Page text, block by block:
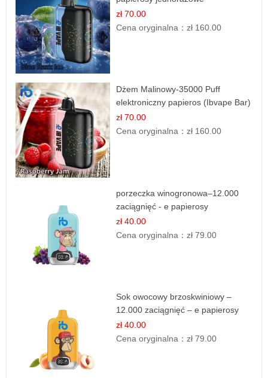
zł 70.00
Cena oryginalna：zł 160.00
Dżem Malinowy-35000 Puff
elektroniczny papieros (Ibvape Bar)
zł 70.00
Cena oryginalna：zł 160.00
porzeczka winogronowa–12.000
zaciągnięć - e papierosy
zł 40.00
Cena oryginalna：zł 79.00
Sok owocowy brzoskwiniowy –
12.000 zaciągnięć – e papierosy
jednorazowe
zł 40.00
Cena oryginalna：zł 79.00